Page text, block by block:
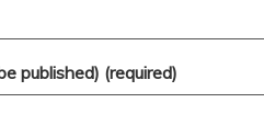
published) (required)